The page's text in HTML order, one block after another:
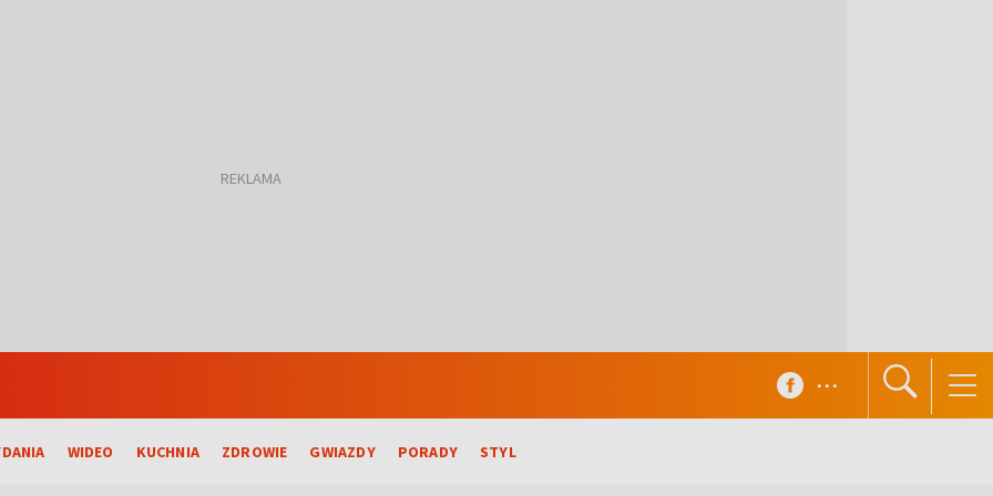
WIDEO KUCHNIA ZDROWIE GWIAZDY PORADY STYL
...